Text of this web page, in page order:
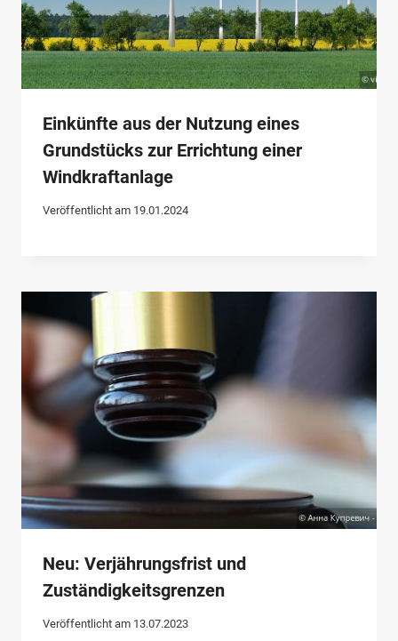
Einkünfte aus der Nutzung eines
Grundstücks zur Errichtung einer
Windkraftanlage
Veröffentlicht am 19.01.2024
Neu: Verjährungsfrist und
Zuständigkeitsgrenzen
Veröffentlicht am 13.07.2023